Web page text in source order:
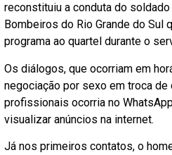
reconstituiu a conduta do
Bombeiros do Rio Grande do Sul
programa ao quartel durante o
Os diálogos, que ocorriam em
negociação por sexo em troca de
profissionais ocorria no
visualizar anúncios na internet.
Já nos primeiros contatos, o